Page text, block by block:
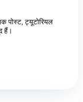
पोस्ट, ट्यूटोरियल
हैं।